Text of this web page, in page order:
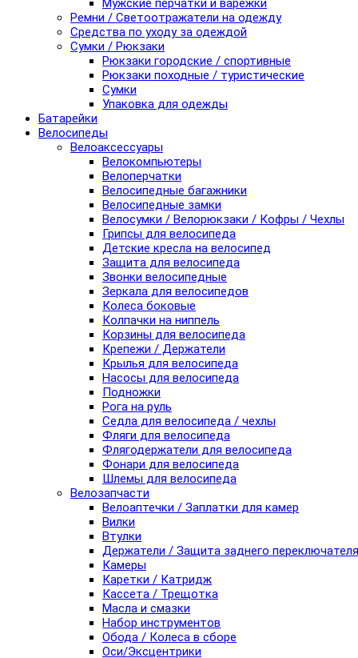
Мужские перчатки и варежки
Ремни / Светоотражатели на одежду
Средства по уходу за одеждой
Сумки / Рюкзаки
Рюкзаки городские / спортивные
Рюкзаки походные / туристические
Сумки
Упаковка для одежды
Батарейки
Велосипеды
Велоаксессуары
Велокомпьютеры
Велоперчатки
Велосипедные багажники
Велосипедные замки
Велосумки / Велорюкзаки / Кофры / Чехлы
Грипсы для велосипеда
Детские кресла на велосипед
Защита для велосипеда
Звонки велосипедные
Зеркала для велосипедов
Колеса боковые
Колпачки на ниппель
Корзины для велосипеда
Крепежи / Держатели
Крылья для велосипеда
Насосы для велосипеда
Подножки
Рога на руль
Седла для велосипеда / чехлы
Фляги для велосипеда
Флягодержатели для велосипеда
Фонари для велосипеда
Шлемы для велосипеда
Велозапчасти
Велоаптечки / Заплатки для камер
Вилки
Втулки
Держатели / Защита заднего переключателя
Камеры
Каретки / Катридж
Кассета / Трещотка
Масла и смазки
Набор инструментов
Обода / Колеса в сборе
Оси/Эксцентрики